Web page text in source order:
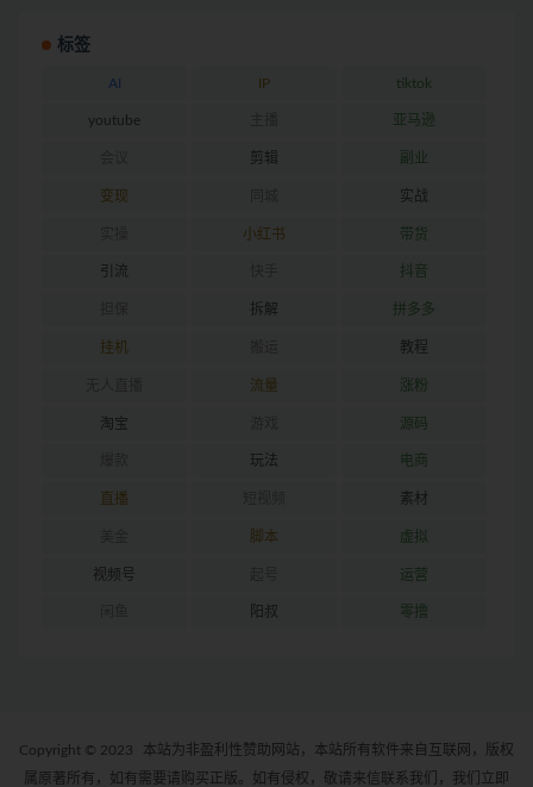
标签
AI IP tiktok
youtube 亚马逊
剪辑 副业
变现 实战
小红书 带货
引流 抖音
拆解 拼多多
挂机 教程
流量 涨粉
淘宝 源码
玩法 电商
直播 素材
脚本 虚拟
视频号 运营
阳叔 零撸
Copyright © 2023
本站为非盈利性赞助网站，本站所有软件来自互联网，版权
属原著所有，如有需要请购买正版。如有侵权，敬请来信联系我们，我们立即